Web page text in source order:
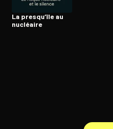
La presqu’île au
nucléaire